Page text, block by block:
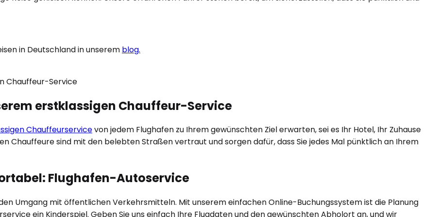
in Deutschland in unserem blog.
erstklassigen Chauffeur-Service
Chauffeurservicevon jedem Flughafen zu Ihrem gewünschten Ziel erwarten, sei es Ihr Hotel, Ihr Zuhause
Chauffeure sind mit den belebten Straßen vertraut und sorgen dafür, dass Sie jedes Mal pünktlich an Ihrem
Flughafen-Autoservice
Umgang mit öffentlichen Verkehrsmitteln. Mit unserem einfachen Online-Buchungssystem ist die Planung
ein Kinderspiel. Geben Sie uns einfach Ihre Flugdaten und den gewünschten Abholort an, und wir